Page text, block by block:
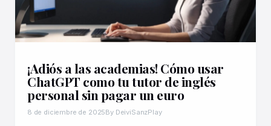
¡Adiós a las academias! Cómo usar
ChatGPT como tu tutor de inglés
personal sin pagar un euro
8 de diciembre de 2025By DeiviSanzPlay